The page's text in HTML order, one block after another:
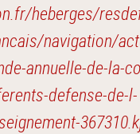
heberges/
navigation/
annuelle-de-la-
defense-de-l-